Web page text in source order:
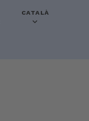
CATALÀ